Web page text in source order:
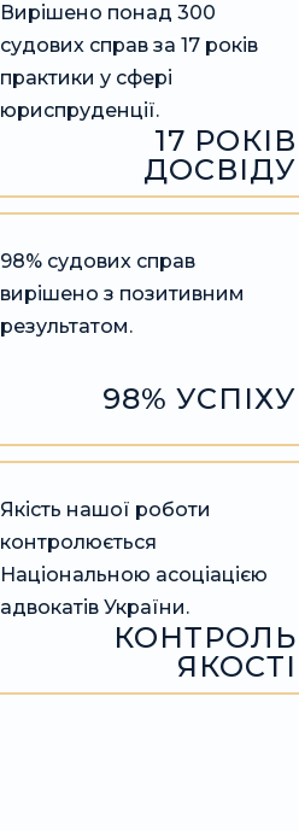
Вирішено понад 300
судових справ за 17 років
практики у сфері
юриспруденції.
17 РОКІВ
ДОСВІДУ
98% судових справ
вирішено з позитивним
результатом.
98% УСПІХУ
Якість нашої роботи
контролюється
Національною асоціацією
адвокатів України.
КОНТРОЛЬ
ЯКОСТІ